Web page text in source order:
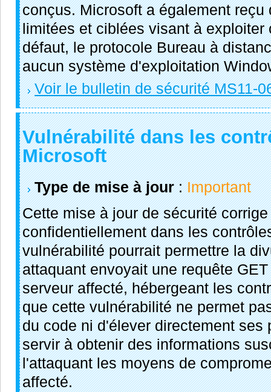
conçus. Microsoft a également reçu
limitées et ciblées visant à exploiter
défaut, le protocole Bureau à
aucun système d'exploitation
Voir le bulletin de sécurité MS11-
Vulnérabilité dans les
Microsoft
Type de mise à jour:Important
Cette mise à jour de sécurité
confidentiellement dans les
vulnérabilité pourrait permettre la
attaquant envoyait une requête
serveur affecté, hébergeant les
que cette vulnérabilité ne permet
du code ni d'élever directement
servir à obtenir des informations
l'attaquant les moyens de
affecté.